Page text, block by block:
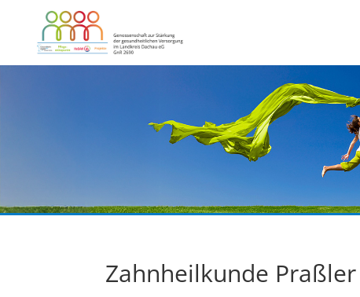
Zahnheilkunde Praßler